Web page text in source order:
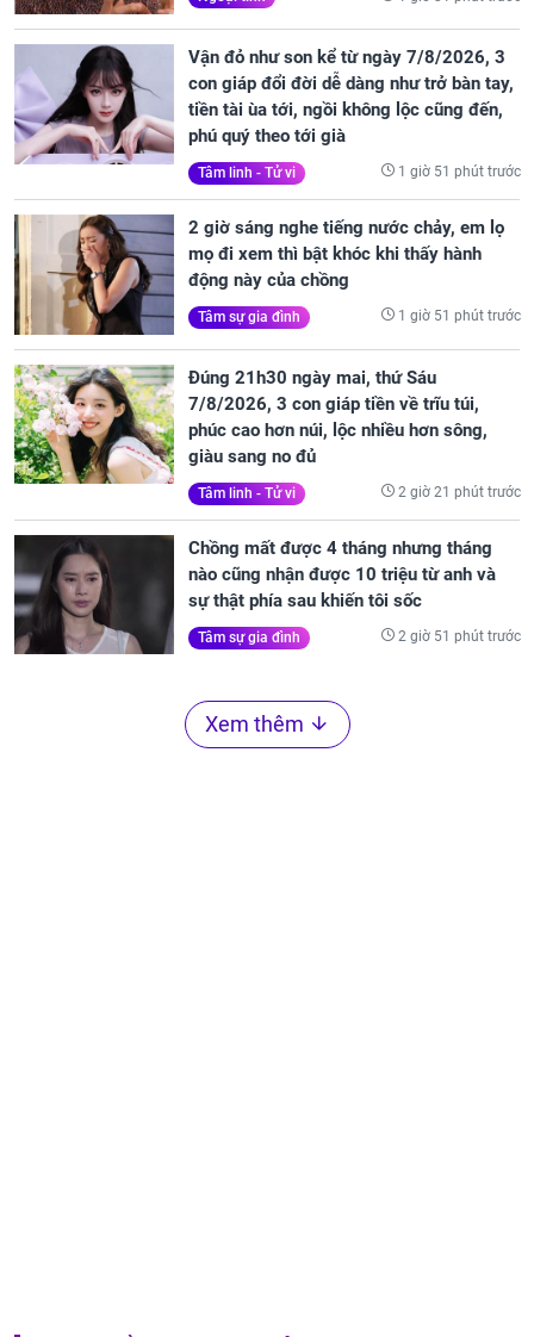
Vận đỏ như son kể từ ngày 7/8/2026, 3
con giáp đổi đời dễ dàng như trở bàn tay,
tiền tài ùa tới, ngồi không lộc cũng đến,
phú quý theo tới già
Tâm linh - Tử vi 1 giờ 51 phút trước
2 giờ sáng nghe tiếng nước chảy, em lọ
mọ đi xem thì bật khóc khi thấy hành
động này của chồng
Tâm sự gia đình 1 giờ 51 phút trước
Đúng 21h30 ngày mai, thứ Sáu
7/8/2026, 3 con giáp tiền về trĩu túi,
phúc cao hơn núi, lộc nhiều hơn sông,
giàu sang no đủ
Tâm linh - Tử vi 2 giờ 21 phút trước
Chồng mất được 4 tháng nhưng tháng
nào cũng nhận được 10 triệu từ anh và
sự thật phía sau khiến tôi sốc
Tâm sự gia đình 2 giờ 51 phút trước
Xem thêm